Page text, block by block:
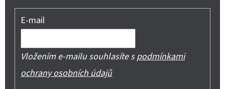
E-mail
Vložením e-mailu souhlasíte spodmínkami
ochrany osobních údajů